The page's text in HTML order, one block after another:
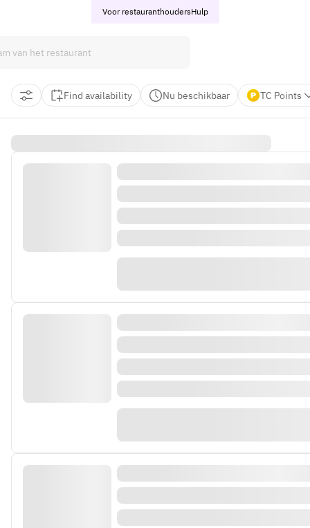
Voor restauranthoudersHulp
Find availability Nu beschikbaar TC Points